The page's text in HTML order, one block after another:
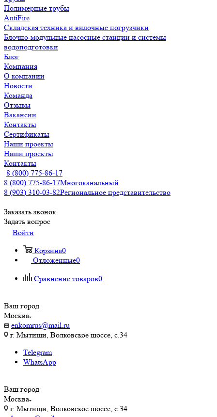
Полимерные трубы
AntiFire
Складская техника и вилочные погрузчики
Блочно-модульные насосные станции и системы
водоподготовки
Блог
Компания
О компании
Новости
Команда
Отзывы
Вакансии
Контакты
Сертификаты
Наши проекты
Наши проекты
Контакты
8 (800) 775-86-17
8 (800) 775-86-17Многоканальный
8 (903) 310-03-82Региональное представительство
Заказать звонок
Задать вопрос
Войти
Корзина0
Отложенные0
Сравнение товаров0
Ваш город
Москва
enkomrus@mail.ru
г. Мытищи, Волковское шоссе, с.34
Telegram
WhatsApp
Ваш город
Москва
г. Мытищи, Волковское шоссе, с.34